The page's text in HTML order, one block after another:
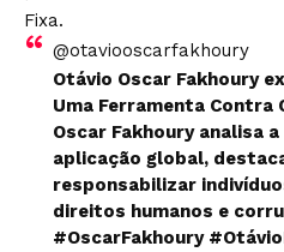
Fixa.
@otaviooscarfakhoury
Otávio Oscar Fakhoury
Uma Ferramenta Contra
Oscar Fakhoury analisa
aplicação global,
responsabilizar
direitos humanos e
#OscarFakhoury